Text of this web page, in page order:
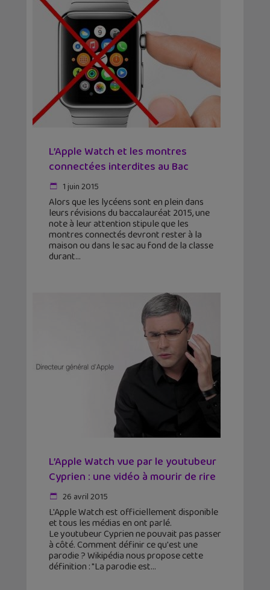
L’Apple Watch et les montres
connectées interdites au Bac
1 juin 2015
Alors que les lycéens sont en plein dans
leurs révisions du baccalauréat 2015, une
note à leur attention stipule que les
montres connectés devront rester à la
maison ou dans le sac au fond de la classe
durant
L’Apple Watch vue par le youtubeur
Cyprien : une vidéo à mourir de rire
26 avril 2015
L'Apple Watch est officiellement disponible
et tous les médias en ont parlé.
Le youtubeur Cyprien ne pouvait pas passer
à côté. Comment définir ce qu'est une
parodie ? Wikipédia nous propose cette
définition : "La parodie est